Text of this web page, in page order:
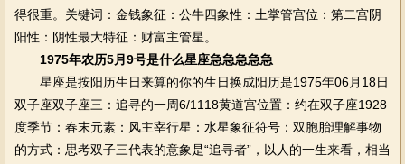
得很重。关键词：金钱象征：公牛四象性：土掌管宫位：第二宫阴
阳性：阴性最大特征：财富主管星。
1975年农历5月9号是什么星座急急急急急
星座是按阳历生日来算的你的生日换成阳历是1975年06月18日
双子座双子座三：追寻的一周6/1118黄道宫位置：约在双子座1928
度季节：春末元素：风主宰行星：水星象征符号：双胞胎理解事物
的方式：思考双子三代表的意象是“追寻者”，以人的一生来看，相当